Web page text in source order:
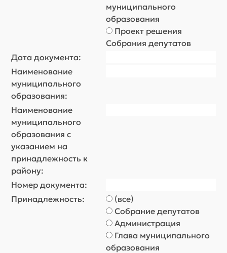
муниципального
образования
Проект решения
Собрания депутатов
Дата документа:
Наименование
муниципального
образования:
Наименование
муниципального
образования с
указанием на
принадлежность к
району:
Номер документа:
Принадлежность:
(все)
Собрание депутатов
Администрация
Глава муниципального
образования